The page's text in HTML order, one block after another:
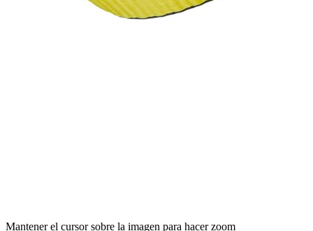
Mantener el cursor sobre la imagen para hacer zoom